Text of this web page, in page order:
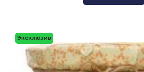
Эксклюзив